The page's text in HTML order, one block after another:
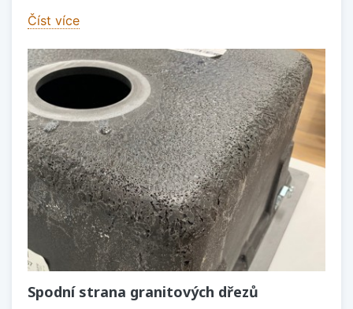
Číst více
Spodní strana granitových dřezů